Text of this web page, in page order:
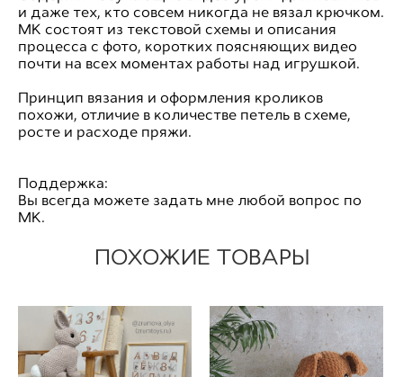
и даже тех, кто совсем никогда не вязал крючком.
МК состоят из текстовой схемы и описания
процесса с фото, коротких поясняющих видео
почти на всех моментах работы над игрушкой.
Принцип вязания и оформления кроликов
похожи, отличие в количестве петель в схеме,
росте и расходе пряжи.
Поддержка:
Вы всегда можете задать мне любой вопрос по
МК.
ПОХОЖИЕ ТОВАРЫ